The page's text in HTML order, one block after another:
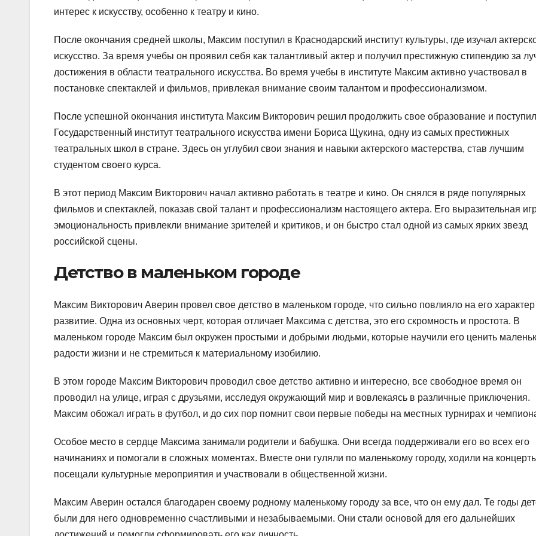
интерес к искусству, особенно к театру и кино.
После окончания средней школы, Максим поступил в Краснодарский институт культуры, где изучал
искусство. За время учебы он проявил себя как талантливый актер и получил престижную стипендию за
достижения в области театрального искусства. Во время учебы в институте Максим активно участвовал в
постановке спектаклей и фильмов, привлекая внимание своим талантом и профессионализмом.
После успешной окончания института Максим Викторович решил продолжить свое образование и
Государственный институт театрального искусства имени Бориса Щукина, одну из самых престижных
театральных школ в стране. Здесь он углубил свои знания и навыки актерского мастерства, став лучшим
студентом своего курса.
В этот период Максим Викторович начал активно работать в театре и кино. Он снялся в ряде популярных
фильмов и спектаклей, показав свой талант и профессионализм настоящего актера. Его выразительная
эмоциональность привлекли внимание зрителей и критиков, и он быстро стал одной из самых ярких звезд
российской сцены.
Детство в маленьком городе
Максим Викторович Аверин провел свое детство в маленьком городе, что сильно повлияло на его характер
развитие. Одна из основных черт, которая отличает Максима с детства, это его скромность и простота. В
маленьком городе Максим был окружен простыми и добрыми людьми, которые научили его ценить
радости жизни и не стремиться к материальному изобилию.
В этом городе Максим Викторович проводил свое детство активно и интересно, все свободное время он
проводил на улице, играя с друзьями, исследуя окружающий мир и вовлекаясь в различные приключения.
Максим обожал играть в футбол, и до сих пор помнит свои первые победы на местных турнирах и
Особое место в сердце Максима занимали родители и бабушка. Они всегда поддерживали его во всех его
начинаниях и помогали в сложных моментах. Вместе они гуляли по маленькому городу, ходили на
посещали культурные мероприятия и участвовали в общественной жизни.
Максим Аверин остался благодарен своему родному маленькому городу за все, что он ему дал. Те годы
были для него одновременно счастливыми и незабываемыми. Они стали основой для его дальнейших